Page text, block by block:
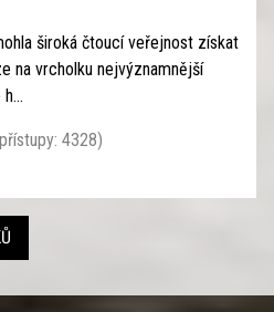
široká čtoucí veřejnost získat
na vrcholku nejvýznamnější
4328)